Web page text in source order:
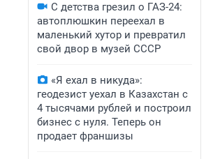
С детства грезил о ГАЗ-24:
автоплюшкин переехал в
маленький хутор и превратил
свой двор в музей СССР
«Я ехал в никуда»:
геодезист уехал в Казахстан с
4 тысячами рублей и построил
бизнес с нуля. Теперь он
продает франшизы